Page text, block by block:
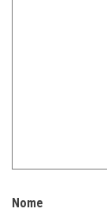
Nome